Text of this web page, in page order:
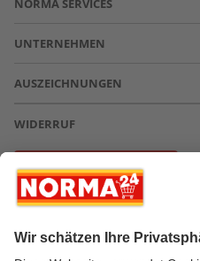
NORMA SERVICES
UNTERNEHMEN
AUSZEICHNUNGEN
WIDERRUF
Vertrag widerrufen